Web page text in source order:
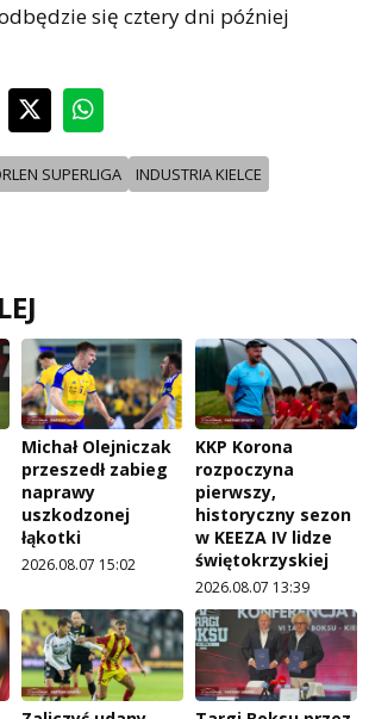
się cztery dni później
SUPERLIGA INDUSTRIA KIELCE
Michał Olejniczak
przeszedł zabieg
naprawy
uszkodzonej
łąkotki
2026.08.07 15:02
KKP Korona
rozpoczyna
pierwszy,
historyczny sezon
w KEEZA IV lidze
świętokrzyskiej
2026.08.07 13:39